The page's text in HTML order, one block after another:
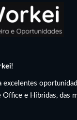
!
excelentes
Office e Híbridas, das